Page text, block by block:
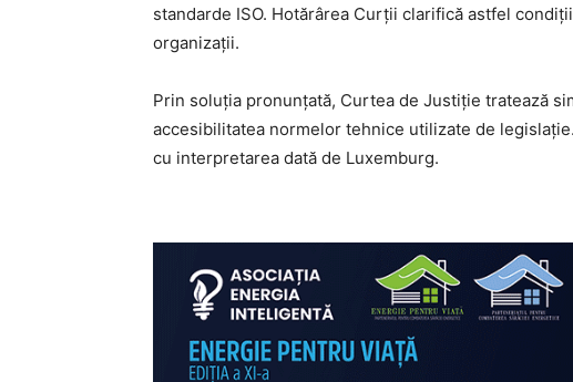
standarde ISO. Hotărârea Curții clarifică astfel
organizații.
Prin soluția pronunțată, Curtea de Justiție tratează
accesibilitatea normelor tehnice utilizate de
cu interpretarea dată de Luxemburg.